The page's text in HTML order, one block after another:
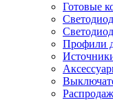
Готовые
Профили